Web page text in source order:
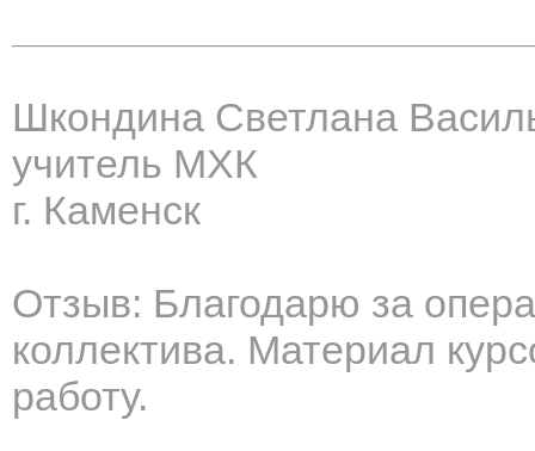
Шкондина Светлана
учитель МХК
г. Каменск
Отзыв: Благодарю за
коллектива. Материал
работу.